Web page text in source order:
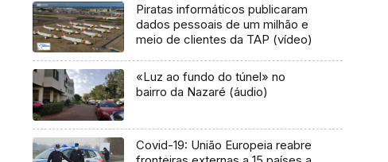
Piratas informáticos publicaram
dados pessoais de um milhão e
meio de clientes da TAP (vídeo)
«Luz ao fundo do túnel» no
bairro da Nazaré (áudio)
Covid-19: União Europeia reabre